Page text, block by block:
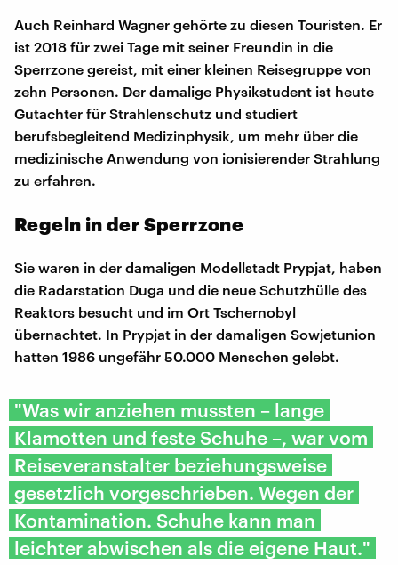
Auch Reinhard Wagner gehörte zu diesen Touristen. Er
ist 2018 für zwei Tage mit seiner Freundin in die
Sperrzone gereist, mit einer kleinen Reisegruppe von
zehn Personen. Der damalige Physikstudent ist heute
Gutachter für Strahlenschutz und studiert
berufsbegleitend Medizinphysik, um mehr über die
medizinische Anwendung von ionisierender Strahlung
zu erfahren.
Regeln in der Sperrzone
Sie waren in der damaligen Modellstadt Prypjat, haben
die Radarstation Duga und die neue Schutzhülle des
Reaktors besucht und im Ort Tschernobyl
übernachtet. In Prypjat in der damaligen Sowjetunion
hatten 1986 ungefähr 50.000 Menschen gelebt.
"Was wir anziehen mussten – lange
Klamotten und feste Schuhe –, war vom
Reiseveranstalter beziehungsweise
gesetzlich vorgeschrieben. Wegen der
Kontamination. Schuhe kann man
leichter abwischen als die eigene Haut."